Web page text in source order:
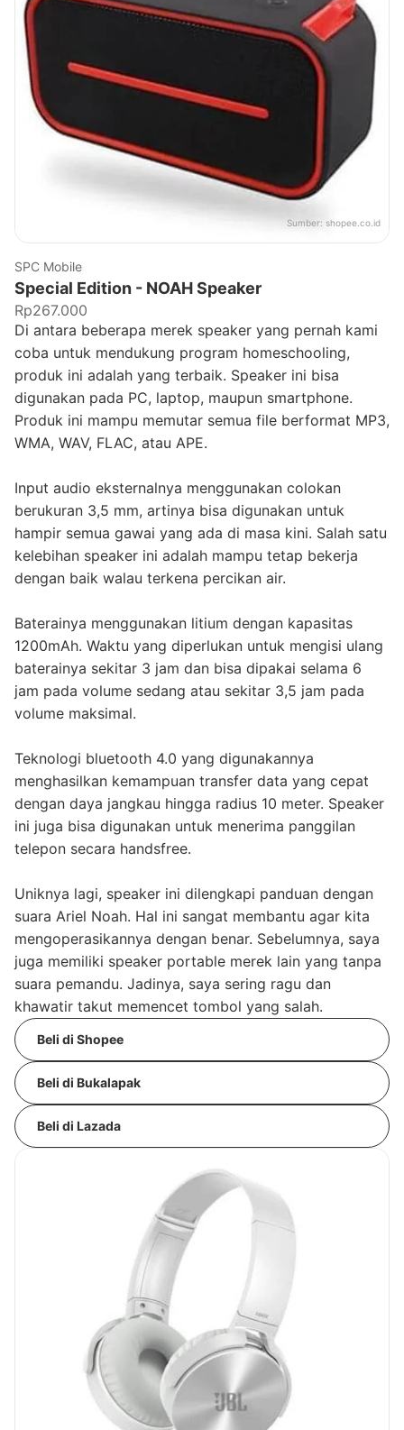
Sumber: shopee.co.id
SPC Mobile
Special Edition - NOAH Speaker
Rp267.000
Di antara beberapa merek speaker yang pernah kami
coba untuk mendukung program homeschooling,
produk ini adalah yang terbaik. Speaker ini bisa
digunakan pada PC, laptop, maupun smartphone.
Produk ini mampu memutar semua file berformat MP3,
WMA, WAV, FLAC, atau APE.
Input audio eksternalnya menggunakan colokan
berukuran 3,5 mm, artinya bisa digunakan untuk
hampir semua gawai yang ada di masa kini. Salah satu
kelebihan speaker ini adalah mampu tetap bekerja
dengan baik walau terkena percikan air.
Baterainya menggunakan litium dengan kapasitas
1200mAh. Waktu yang diperlukan untuk mengisi ulang
baterainya sekitar 3 jam dan bisa dipakai selama 6
jam pada volume sedang atau sekitar 3,5 jam pada
volume maksimal.
Teknologi bluetooth 4.0 yang digunakannya
menghasilkan kemampuan transfer data yang cepat
dengan daya jangkau hingga radius 10 meter. Speaker
ini juga bisa digunakan untuk menerima panggilan
telepon secara handsfree.
Uniknya lagi, speaker ini dilengkapi panduan dengan
suara Ariel Noah. Hal ini sangat membantu agar kita
mengoperasikannya dengan benar. Sebelumnya, saya
juga memiliki speaker portable merek lain yang tanpa
suara pemandu. Jadinya, saya sering ragu dan
khawatir takut memencet tombol yang salah.
Beli di Shopee
Beli di Bukalapak
Beli di Lazada